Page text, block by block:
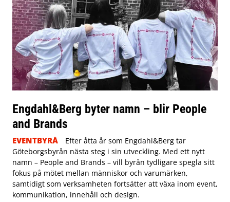
Engdahl&Berg byter namn – blir People
and Brands
EVENTBYRÅ
Efter åtta år som Engdahl&Berg tar
Göteborgsbyrån nästa steg i sin utveckling. Med ett nytt
namn – People and Brands – vill byrån tydligare spegla sitt
fokus på mötet mellan människor och varumärken,
samtidigt som verksamheten fortsätter att växa inom event,
kommunikation, innehåll och design.